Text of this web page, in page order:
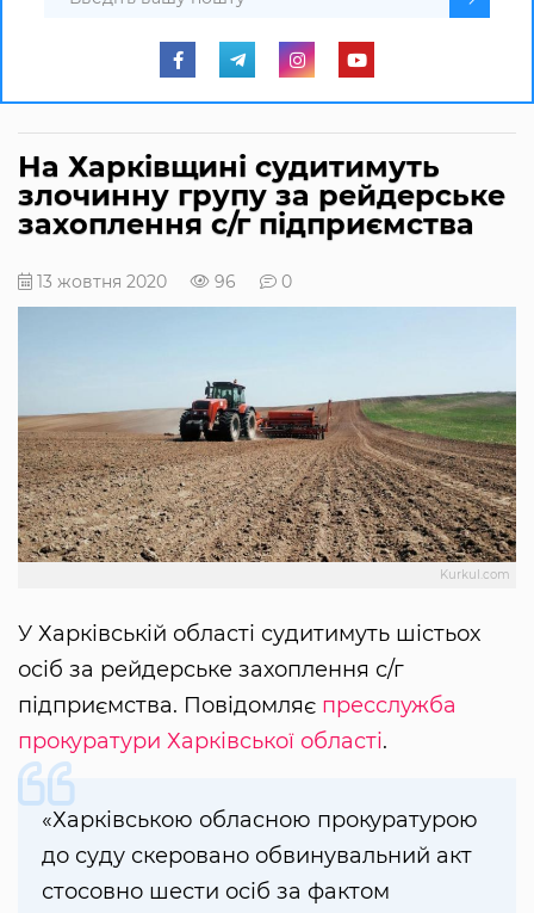
На Харківщині судитимуть
злочинну групу за рейдерське
захоплення с/г підприємства
13 жовтня 2020 96 0
Kurkul.com
У Харківській області судитимуть шістьох
осіб за рейдерське захоплення с/г
підприємства. Повідомляє пресслужба
прокуратури Харківської області.
«Харківською обласною прокуратурою
до суду скеровано обвинувальний акт
стосовно шести осіб за фактом